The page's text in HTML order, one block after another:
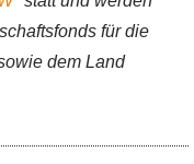
für die
dem Land